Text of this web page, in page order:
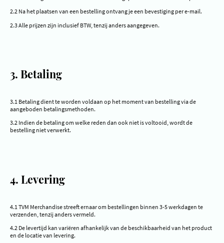
2.2 Na het plaatsen van een bestelling ontvang je een bevestiging per e-mail.
2.3 Alle prijzen zijn inclusief BTW, tenzij anders aangegeven.
3. Betaling
3.1 Betaling dient te worden voldaan op het moment van bestelling via de
aangeboden betalingsmethoden.
3.2 Indien de betaling om welke reden dan ook niet is voltooid, wordt de
bestelling niet verwerkt.
4. Levering
4.1 TVM Merchandise streeft ernaar om bestellingen binnen 3-5 werkdagen te
verzenden, tenzij anders vermeld.
4.2 De levertijd kan variëren afhankelijk van de beschikbaarheid van het product
en de locatie van levering.